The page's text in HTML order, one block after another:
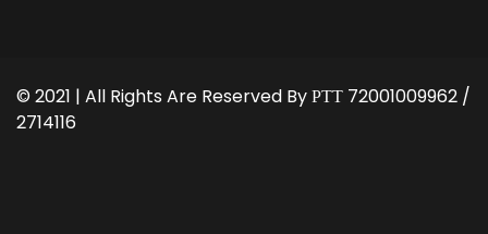
© 2021 | All Rights Are Reserved ByРТТ 72001009962 /
2714116